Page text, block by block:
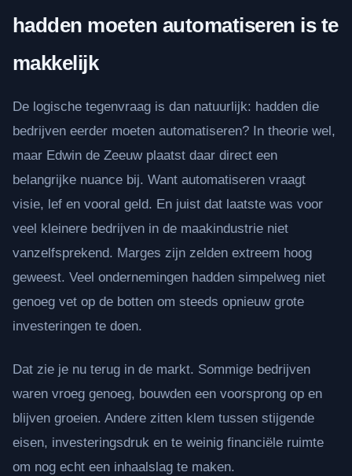
hadden moeten automatiseren is te
makkelijk
De logische tegenvraag is dan natuurlijk: hadden die
bedrijven eerder moeten automatiseren? In theorie wel,
maar Edwin de Zeeuw plaatst daar direct een
belangrijke nuance bij. Want automatiseren vraagt
visie, lef en vooral geld. En juist dat laatste was voor
veel kleinere bedrijven in de maakindustrie niet
vanzelfsprekend. Marges zijn zelden extreem hoog
geweest. Veel ondernemingen hadden simpelweg niet
genoeg vet op de botten om steeds opnieuw grote
investeringen te doen.
Dat zie je nu terug in de markt. Sommige bedrijven
waren vroeg genoeg, bouwden een voorsprong op en
blijven groeien. Andere zitten klem tussen stijgende
eisen, investeringsdruk en te weinig financiële ruimte
om nog echt een inhaalslag te maken.